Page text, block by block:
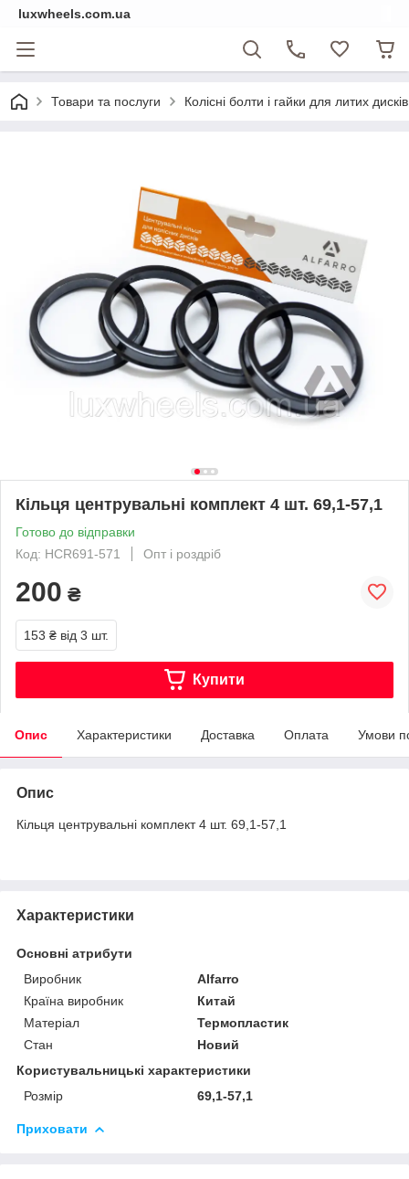
luxwheels.com.ua
Товари та послуги Колісні болти і гайки для литих
Кільця центрувальні комплект 4 шт. 69,1-57,1
Готово до відправки
Код: HCR691-571
Опт і роздріб
200 ₴
153 ₴ від 3 шт.
Купити
Опис Характеристики Доставка Оплата Умови
Опис
Кільця центрувальні комплект 4 шт. 69,1-57,1
Характеристики
Основні атрибути
Виробник
Alfarro
Країна виробник
Китай
Матеріал
Термопластик
Стан
Новий
Користувальницькі характеристики
Розмір
69,1-57,1
Приховати